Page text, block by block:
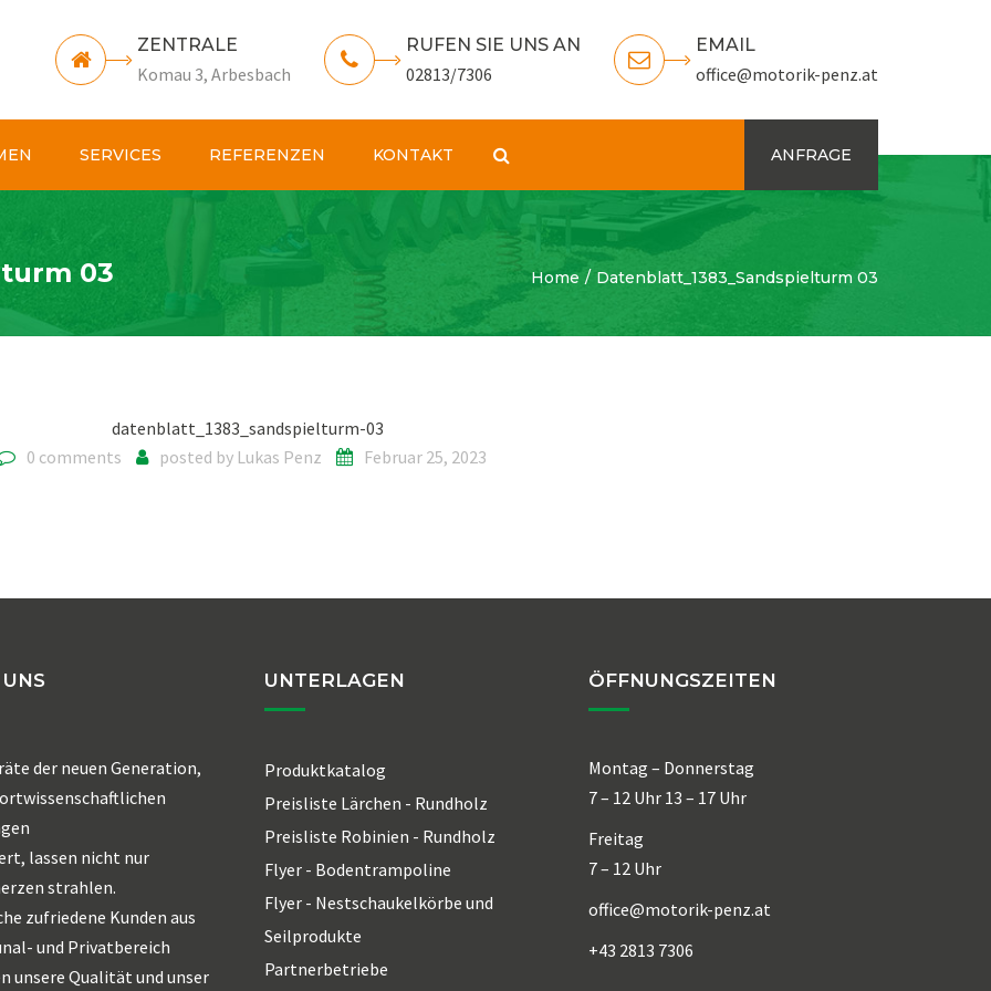
ZENTRALE
Komau 3, Arbesbach
RUFEN SIE UNS AN
02813/7306
EMAIL
office@motorik-penz.at
SERVICES REFERENZEN KONTAKT ANFRAGE
03 Home Datenblatt_1383_Sandspielturm 03
datenblatt_1383_sandspielturm-03
0 comments
posted by Lukas Penz
Februar 25, 2023
der neuen Generation,
lassen nicht nur
strahlen.
zufriedene Kunden aus
und Privatbereich
unsere Qualität und unser
UNTERLAGEN
Produktkatalog
Preisliste Lärchen - Rundholz
Preisliste Robinien - Rundholz
Flyer - Bodentrampoline
Flyer - Nestschaukelkörbe und
Seilprodukte
Partnerbetriebe
ÖFFNUNGSZEITEN
Montag – Donnerstag
7 – 12 Uhr 13 – 17 Uhr
Freitag
7 – 12 Uhr
office@motorik-penz.at
+43 2813 7306